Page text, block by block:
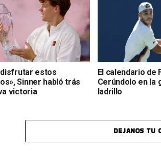
estos
Sinner habló trás
victoria
El calendario de
Cerúndolo en la
ladrillo
DEJANOS TU